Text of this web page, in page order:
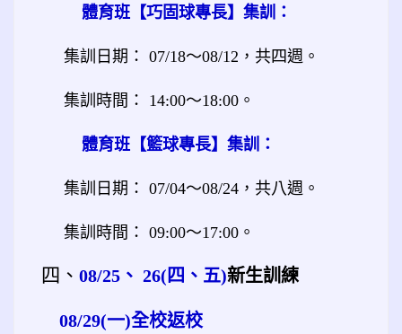
體育班【巧固球專長】集訓：
集訓日期： 07/18～08/12 ，共四週。
集訓時間： 14:00～18:00 。
體育班【籃球專長】集訓：
集訓日期： 07/04～08/24 ，共八週。
集訓時間： 09:00～17:00 。
四、 08/25 、 26(四、五)新生訓練
08/29(一)全校返校